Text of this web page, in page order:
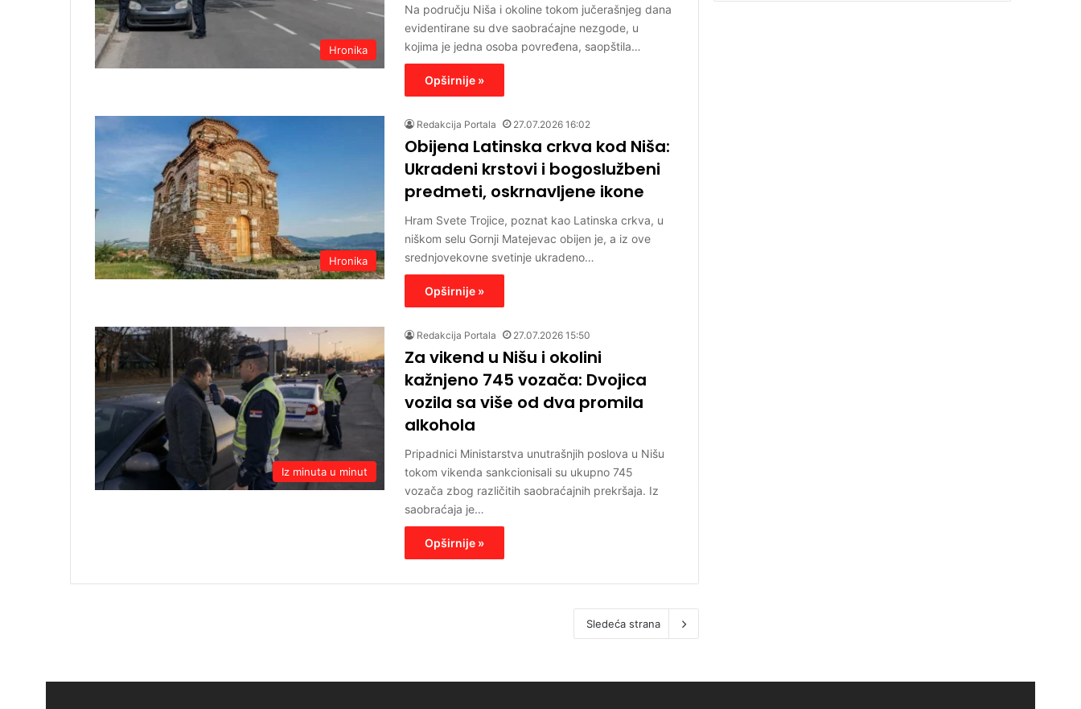
Hronika
Na području Niša i okoline tokom jučerašnjeg dana
evidentirane su dve saobraćajne nezgode, u
kojima je jedna osoba povređena, saopštila…
Opširnije »
Hronika
Redakcija Portala 27.07.2026 16:02
Obijena Latinska crkva kod Niša:
Ukradeni krstovi i bogoslužbeni
predmeti, oskrnavljene ikone
Hram Svete Trojice, poznat kao Latinska crkva, u
niškom selu Gornji Matejevac obijen je, a iz ove
srednjovekovne svetinje ukradeno…
Opširnije »
Iz minuta u minut
Redakcija Portala 27.07.2026 15:50
Za vikend u Nišu i okolini
kažnjeno 745 vozača: Dvojica
vozila sa više od dva promila
alkohola
Pripadnici Ministarstva unutrašnjih poslova u Nišu
tokom vikenda sankcionisali su ukupno 745
vozača zbog različitih saobraćajnih prekršaja. Iz
saobraćaja je…
Opširnije »
Sledeća strana